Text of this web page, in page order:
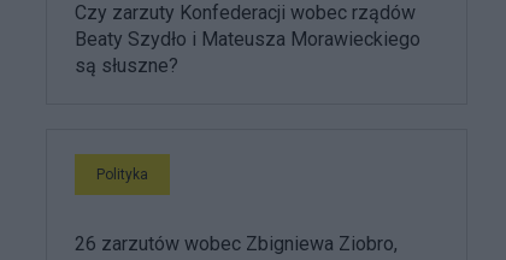
Czy zarzuty Konfederacji wobec rządów
Beaty Szydło i Mateusza Morawieckiego
są słuszne?
Polityka
26 zarzutów wobec Zbigniewa Ziobro,